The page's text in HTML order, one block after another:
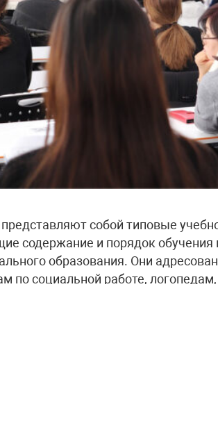
собой типовые
содержание и порядок обучения
образования. Они
по социальной работе,